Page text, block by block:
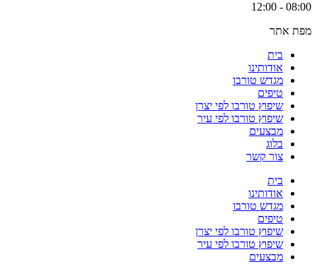
08:00 - 12:00
מפת אתר
בית
אודותינו
מגדש טורבו
טיפים
שיפוץ טורבו לפי יצרן
שיפוץ טורבו לפי עיר
מבצעים
בלוג
צור קשר
בית
אודותינו
מגדש טורבו
טיפים
שיפוץ טורבו לפי יצרן
שיפוץ טורבו לפי עיר
מבצעים